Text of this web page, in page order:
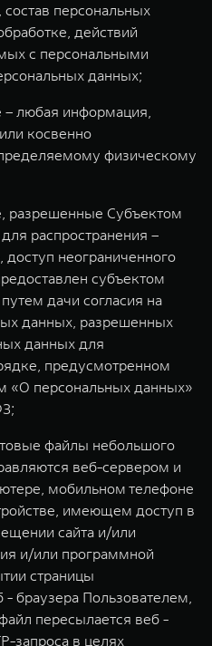
персональных
действий
с персональными
данных;
любая информация,
косвенно
физическому
разрешенные Субъектом
распространения –
неограниченного
субъектом
дачи согласия на
данных, разрешенных
данных для
предусмотренном
«О персональных данных»
файлы небольшого
веб-сервером и
мобильном телефоне
имеющем доступ в
сайта и/или
и/или программной
страницы
браузера Пользователем,
пересылается веб -
запроса в целях